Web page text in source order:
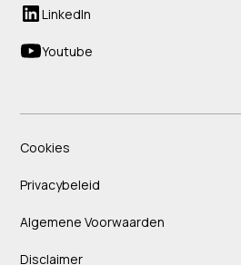
LinkedIn
Youtube
Cookies
Privacybeleid
Algemene Voorwaarden
Disclaimer